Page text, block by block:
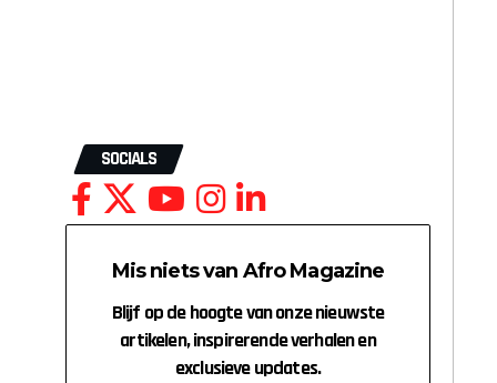
SOCIALS
Mis niets van Afro Magazine
Blijf op de hoogte van onze nieuwste
artikelen, inspirerende verhalen en
exclusieve updates.